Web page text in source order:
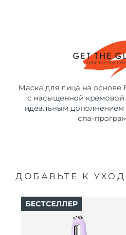
Маска для лица на основе
с насыщенной кремовой
идеальным
спа-
ДОБАВЬТЕ К
БЕСТСЕЛЛЕР